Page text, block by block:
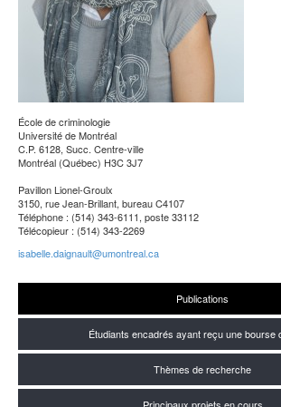
École de criminologie
Université de Montréal
C.P. 6128, Succ. Centre-ville
Montréal (Québec) H3C 3J7
Pavillon Lionel-Groulx
3150, rue Jean-Brillant, bureau C4107
Téléphone : (514) 343-6111, poste 33112
Télécopieur : (514) 343-2269
isabelle.daignault@umontreal.ca
Publications
Étudiants encadrés ayant reçu une bourse
Thèmes de recherche